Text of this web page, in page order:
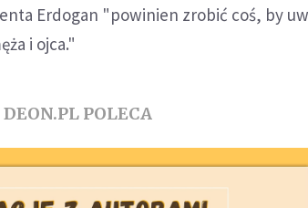
Erdogan "powinien zrobić coś, by
i ojca."
DEON.PL POLECA